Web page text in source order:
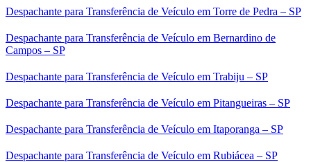
Despachante para Transferência de Veículo em Torre de Pedra – SP
Despachante para Transferência de Veículo em Bernardino de
Campos – SP
Despachante para Transferência de Veículo em Trabiju – SP
Despachante para Transferência de Veículo em Pitangueiras – SP
Despachante para Transferência de Veículo em Itaporanga – SP
Despachante para Transferência de Veículo em Rubiácea – SP